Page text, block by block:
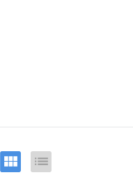
view_module list